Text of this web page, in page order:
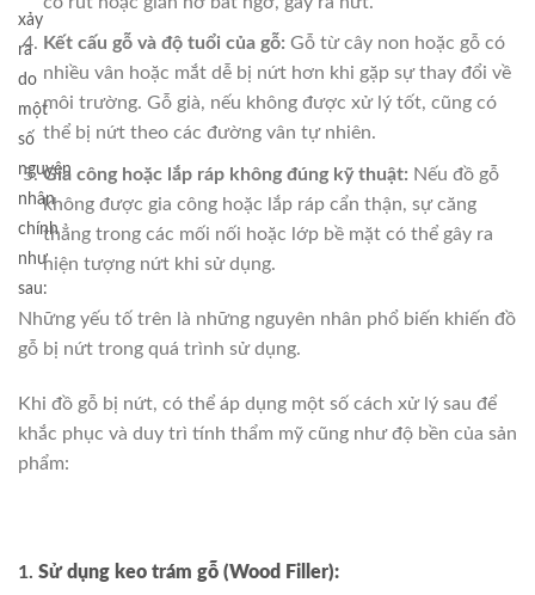
xảy
ra
do
một
số
nguyên
nhân
chính
như
sau:
Kết cấu gỗ và độ tuổi của gỗ: Gỗ từ cây non hoặc gỗ có
nhiều vân hoặc mắt dễ bị nứt hơn khi gặp sự thay đổi về
môi trường. Gỗ già, nếu không được xử lý tốt, cũng có
thể bị nứt theo các đường vân tự nhiên.
Gia công hoặc lắp ráp không đúng kỹ thuật: Nếu đồ gỗ
không được gia công hoặc lắp ráp cẩn thận, sự căng
thẳng trong các mối nối hoặc lớp bề mặt có thể gây ra
hiện tượng nứt khi sử dụng.
Những yếu tố trên là những nguyên nhân phổ biến khiến đồ
gỗ bị nứt trong quá trình sử dụng.
Khi đồ gỗ bị nứt, có thể áp dụng một số cách xử lý sau để
khắc phục và duy trì tính thẩm mỹ cũng như độ bền của sản
phẩm:
1. Sử dụng keo trám gỗ (Wood Filler):